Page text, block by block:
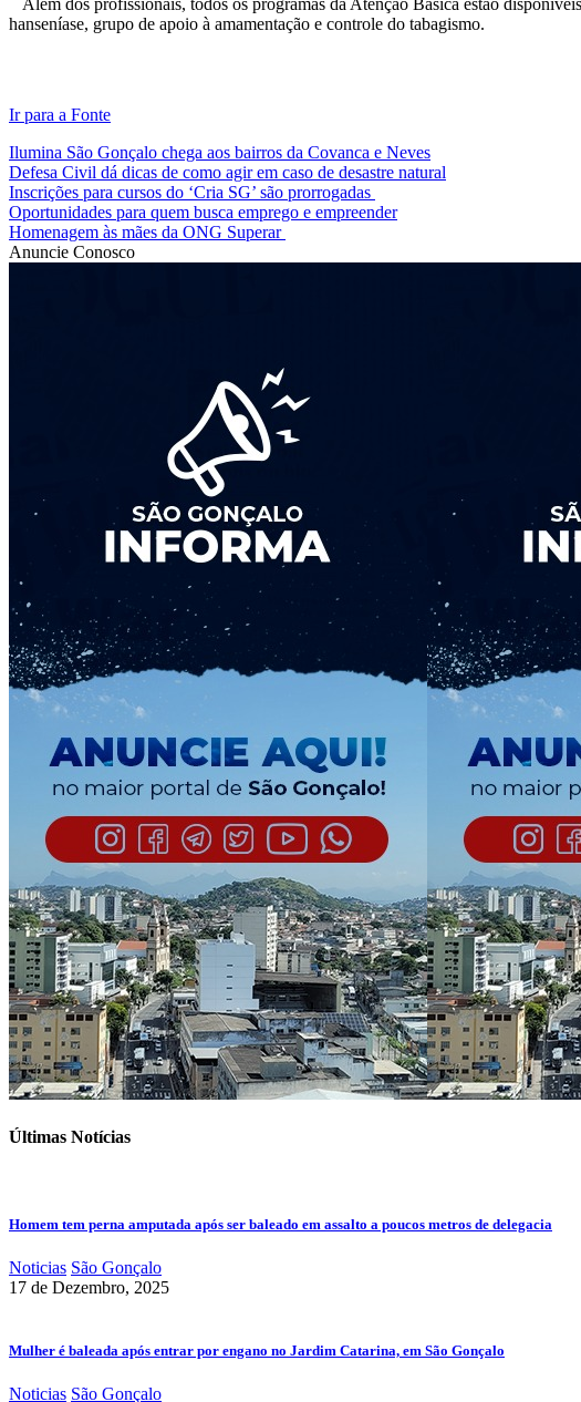
hanseníase, grupo de apoio à amamentação e controle do tabagismo.
Ir para a Fonte
Ilumina São Gonçalo chega aos bairros da Covanca e Neves
Defesa Civil dá dicas de como agir em caso de desastre natural
Inscrições para cursos do ‘Cria SG’ são prorrogadas
Oportunidades para quem busca emprego e empreender
Homenagem às mães da ONG Superar
Anuncie Conosco
Últimas Notícias
Homem tem perna amputada após ser baleado em assalto a poucos metros de delegacia
Noticias São Gonçalo
17 de Dezembro, 2025
Mulher é baleada após entrar por engano no Jardim Catarina, em São Gonçalo
Noticias São Gonçalo